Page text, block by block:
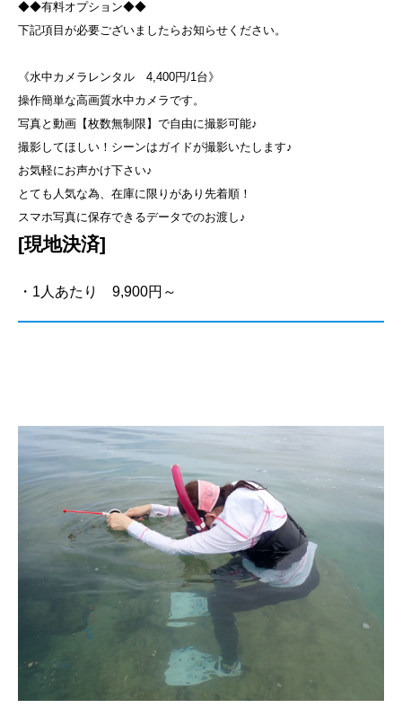
◆◆有料オプション◆◆
下記項目が必要ございましたらお知らせください。
《水中カメラレンタル 4,400円/1台》
操作簡単な高画質水中カメラです。
写真と動画【枚数無制限】で自由に撮影可能♪
撮影してほしい！シーンはガイドが撮影いたします♪
お気軽にお声かけ下さい♪
とても人気な為、在庫に限りがあり先着順！
スマホ写真に保存できるデータでのお渡し♪
[現地決済]
・1人あたり 9,900円～
